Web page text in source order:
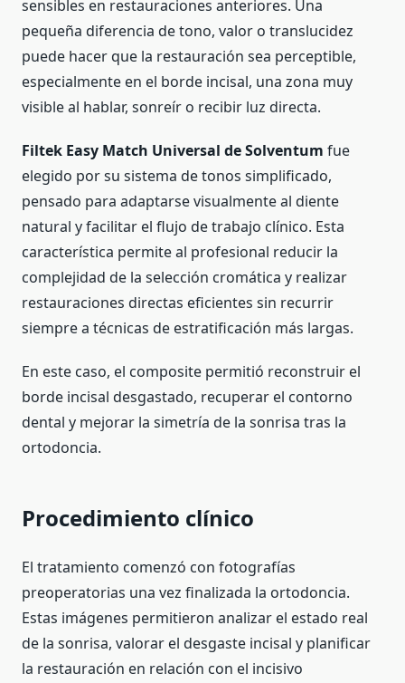
sensibles en restauraciones anteriores. Una
pequeña diferencia de tono, valor o translucidez
puede hacer que la restauración sea perceptible,
especialmente en el borde incisal, una zona muy
visible al hablar, sonreír o recibir luz directa.
Filtek Easy Match Universal de Solventum fue
elegido por su sistema de tonos simplificado,
pensado para adaptarse visualmente al diente
natural y facilitar el flujo de trabajo clínico. Esta
característica permite al profesional reducir la
complejidad de la selección cromática y realizar
restauraciones directas eficientes sin recurrir
siempre a técnicas de estratificación más largas.
En este caso, el composite permitió reconstruir el
borde incisal desgastado, recuperar el contorno
dental y mejorar la simetría de la sonrisa tras la
ortodoncia.
Procedimiento clínico
El tratamiento comenzó con fotografías
preoperatorias una vez finalizada la ortodoncia.
Estas imágenes permitieron analizar el estado real
de la sonrisa, valorar el desgaste incisal y planificar
la restauración en relación con el incisivo